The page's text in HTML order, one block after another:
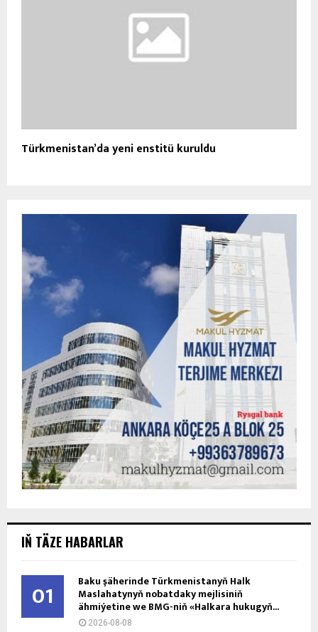
Türkmenistan’da yeni enstitü kuruldu
IŇ TÄZE HABARLAR
01 Baku şäherinde Türkmenistanyň Halk
Maslahatynyň nobatdaky mejlisiniň
ähmiýetine we BMG-niň «Halkara hukugyň...
2026-08-08